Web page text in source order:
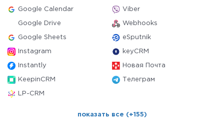
Google Calendar Viber
Google Drive Webhooks
Google Sheets eSputnik
Instagram keyCRM
Instantly Новая Почта
KeepinCRM Телеграм
LP-CRM
показать все (+155)